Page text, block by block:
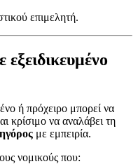
επιμελητή.
εξειδικευμένο
ή πρόχειρο μπορεί να
κρίσιμο να αναλάβει τη
με εμπειρία.
νομικούς που: